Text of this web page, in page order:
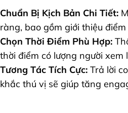
Chuẩn Bị Kịch Bản Chi Tiết:
ràng, bao gồm giới thiệu
Chọn Thời Điểm Phù Hợp:
thời điểm có lượng người xem
Tương Tác Tích Cực: Trả lời
khắc thú vị sẽ giúp tăng